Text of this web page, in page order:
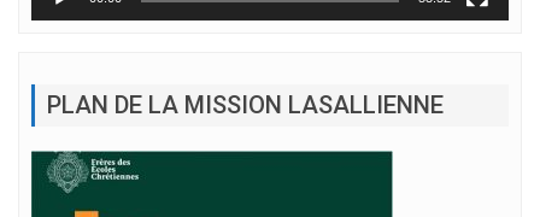
PLAN DE LA MISSION LASALLIENNE